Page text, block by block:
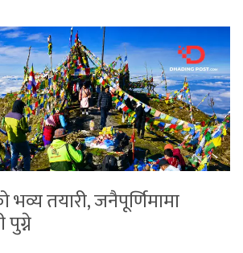
तयारी, जनैपूर्णिमामा
पुग्ने